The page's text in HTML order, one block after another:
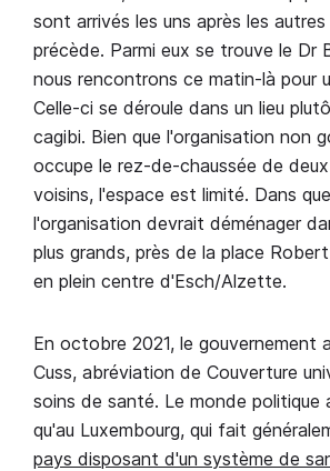
sont arrivés les uns après les autres
précède. Parmi eux se trouve le Dr
nous rencontrons ce matin-là pour
Celle-ci se déroule dans un lieu
cagibi. Bien que l'organisation non
occupe le rez-de-chaussée de deux
voisins, l'espace est limité. Dans
l'organisation devrait déménager
plus grands, près de la place
en plein centre d'Esch/Alzette.
En octobre 2021, le gouvernement
Cuss, abréviation de Couverture
soins de santé. Le monde politique
qu'au Luxembourg, qui fait
pays disposant d'un système de